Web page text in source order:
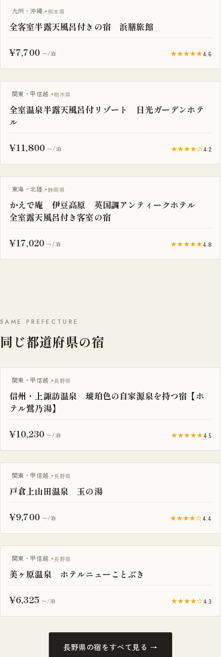
温泉旅館
九州・沖縄 熊本県
全客室半露天風呂付きの宿 浜膳旅館
¥7,700 〜/泊 ★★★★★4.6
露天風呂付き客室
関東・甲信越 栃木県
全室温泉半露天風呂付リゾート 日光ガーデンホテ
ル
¥11,800 〜/泊 ★★★★☆4.2
露天風呂付き客室
東海・北陸 静岡県
かえで庵 伊豆高原 英国調アンティークホテル
全室露天風呂付き客室の宿
¥17,020 〜/泊 ★★★★★4.8
SAME PREFECTURE
同じ都道府県の宿
露天風呂付き客室
関東・甲信越 長野県
信州・上諏訪温泉 琥珀色の自家源泉を持つ宿【ホ
テル鷺乃湯】
¥10,230 〜/泊 ★★★★★4.5
関東・甲信越 長野県
戸倉上山田温泉 玉の湯
¥9,700 〜/泊 ★★★★☆4.4
露天風呂付き客室
関東・甲信越 長野県
美ヶ原温泉 ホテルニューことぶき
¥6,325 〜/泊 ★★★★☆4.3
長野県の宿をすべて見る →